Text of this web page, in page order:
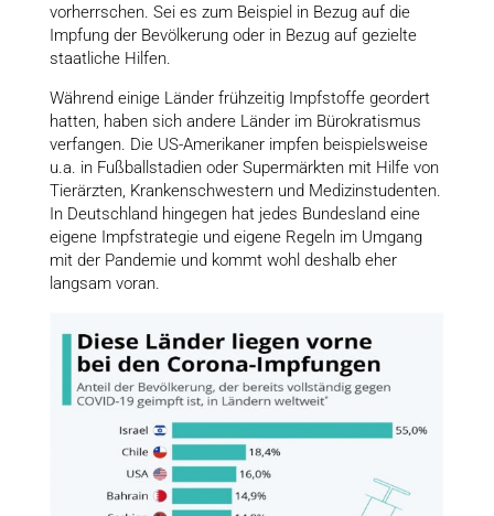
vorherrschen. Sei es zum Beispiel in Bezug auf die
Impfung der Bevölkerung oder in Bezug auf gezielte
staatliche Hilfen.
Während einige Länder frühzeitig Impfstoffe geordert
hatten, haben sich andere Länder im Bürokratismus
verfangen. Die US-Amerikaner impfen beispielsweise
u.a. in Fußballstadien oder Supermärkten mit Hilfe von
Tierärzten, Krankenschwestern und Medizinstudenten.
In Deutschland hingegen hat jedes Bundesland eine
eigene Impfstrategie und eigene Regeln im Umgang
mit der Pandemie und kommt wohl deshalb eher
langsam voran.